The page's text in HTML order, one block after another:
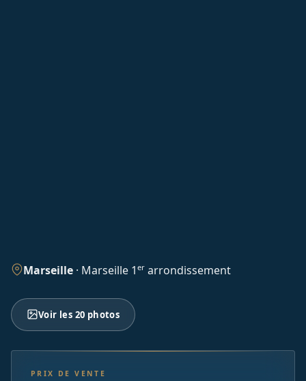
Marseille · Marseille 1 er arrondissement
Voir les 20 photos
PRIX DE VENTE